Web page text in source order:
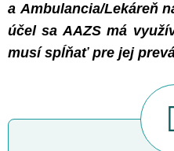
a Ambulancia/Lekáreň
účel sa AAZS má
musí spĺňať pre jej